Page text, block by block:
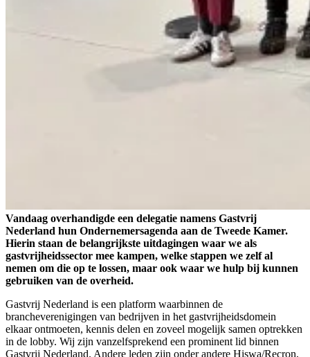
Vandaag overhandigde een delegatie namens Gastvrij
Nederland hun Ondernemersagenda aan de Tweede Kamer.
Hierin staan de belangrijkste uitdagingen waar we als
gastvrijheidssector mee kampen, welke stappen we zelf al
nemen om die op te lossen, maar ook waar we hulp bij kunnen
gebruiken van de overheid.
Gastvrij Nederland is een platform waarbinnen de
brancheverenigingen van bedrijven in het gastvrijheidsdomein
elkaar ontmoeten, kennis delen en zoveel mogelijk samen optrekken
in de lobby. Wij zijn vanzelfsprekend een prominent lid binnen
Gastvrij Nederland. Andere leden zijn onder andere Hiswa/Recron,